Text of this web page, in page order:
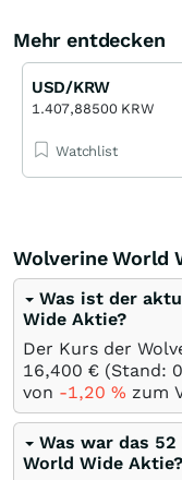
Mehr entdecken
USD/KRW
1.407,88500 KRW
Watchlist
Wolverine World
Was ist der
Wide Aktie?
Der Kurs der
16,400 € (Stand:
von -1,20 % zum
Was war das
World Wide Aktie?